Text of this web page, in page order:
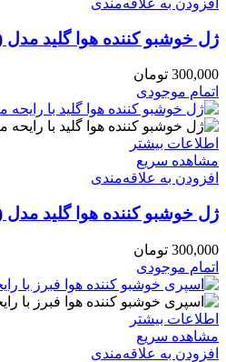
ژل خوشبو کننده هوا گلید مدل
300,000 تومان
اتمام موجودی
اطلاعات بیشتر
مشاهده سریع
افزودن به علاقه‌مندی
ژل خوشبو کننده هوا گلید مدل (میوه
300,000 تومان
اتمام موجودی
اطلاعات بیشتر
مشاهده سریع
افزودن به علاقه‌مندی